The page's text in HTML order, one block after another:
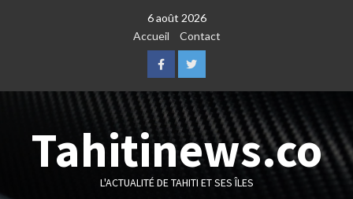
6 août 2026
Accueil
Contact
FacebookTwitter
Tahitinews.co
L'ACTUALITÉ DE TAHITI ET SES ÎLES